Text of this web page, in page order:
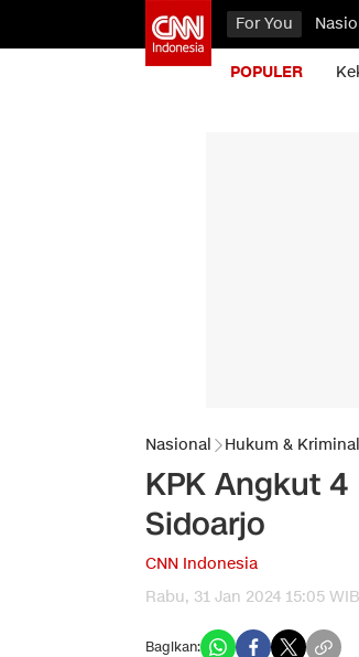
For You
POPULER
Nasional Hukum & Kriminal
KPK Angkut
Sidoarjo
CNN Indonesia
Rabu, 31 Jan 2024 15:05 WIB
Bagikan: